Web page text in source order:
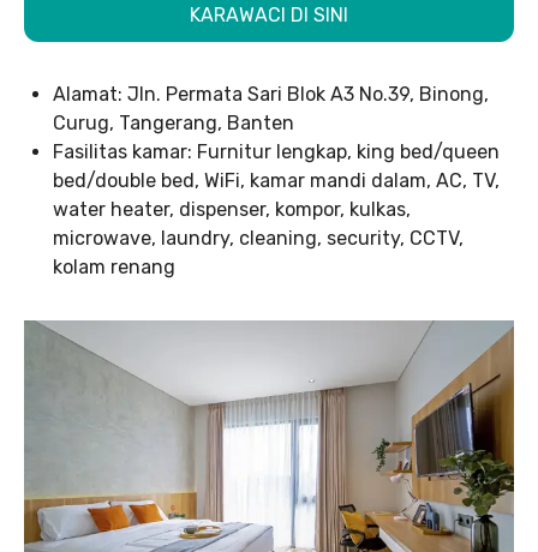
KARAWACI DI SINI
Alamat: Jln. Permata Sari Blok A3 No.39, Binong,
Curug, Tangerang, Banten
Fasilitas kamar: Furnitur lengkap, king bed/queen
bed/double bed, WiFi, kamar mandi dalam, AC, TV,
water heater, dispenser, kompor, kulkas,
microwave, laundry, cleaning, security, CCTV,
kolam renang